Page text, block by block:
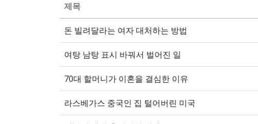
제목
돈 빌려달라는 여자 대처하는 방법
여탕 남탕 표시 바꿔서 벌어진 일
70대 할머니가 이혼을 결심한 이유
라스베가스 중국인 집 털어버린 미국